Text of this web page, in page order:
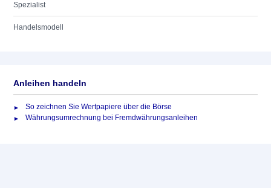
Spezialist
Handelsmodell
Anleihen handeln
So zeichnen Sie Wertpapiere über die Börse
Währungsumrechnung bei Fremdwährungsanleihen